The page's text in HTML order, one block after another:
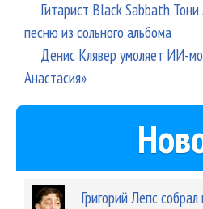
Гитарист Black Sabbath
песню из сольного альбома
Денис Клявер умоляет ИИ-
Анастасия»
Григорий Лепс